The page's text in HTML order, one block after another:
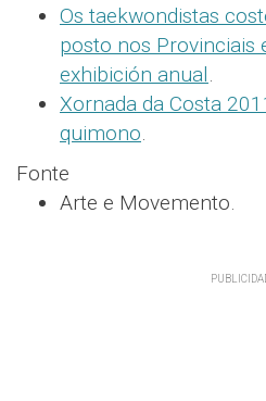
Os taekwondistas
posto nos Provinciais
exhibición anual.
Xornada da Costa
quimono.
Fonte
Arte e Movemento.